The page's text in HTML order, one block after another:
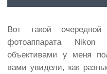
Вот такой
фотоаппарата
объективами у меня
вами увидели, как